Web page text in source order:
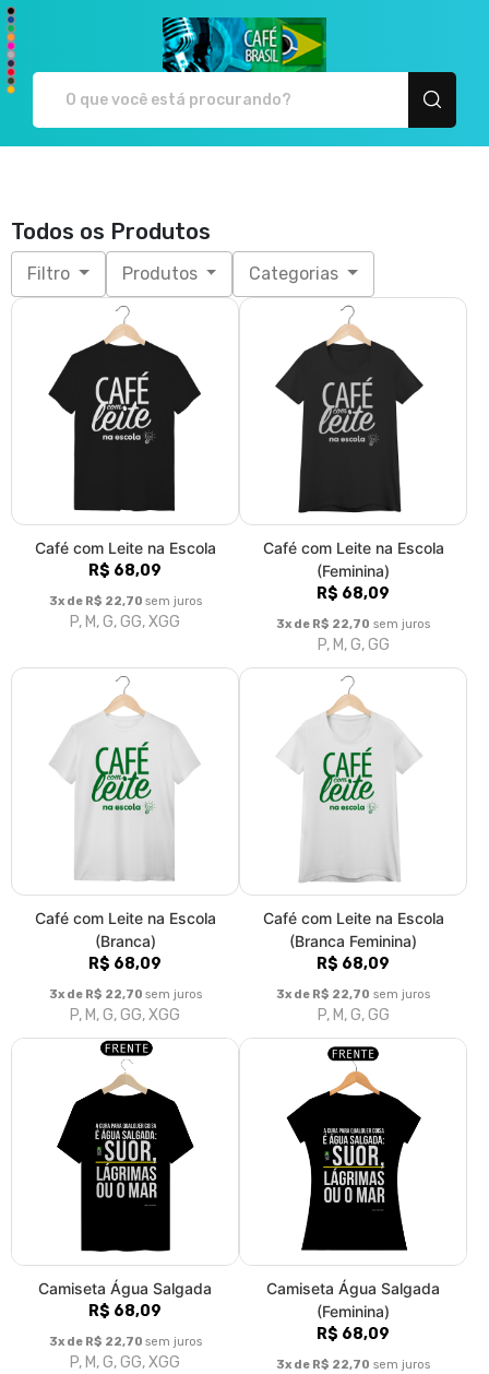
Todos os Produtos
Filtro Produtos Categorias
Café com Leite na Escola
R$ 68,09
3x de R$ 22,70 sem juros
P, M, G, GG, XGG
Café com Leite na Escola
(Feminina)
R$ 68,09
3x de R$ 22,70 sem juros
P, M, G, GG
Café com Leite na Escola
(Branca)
R$ 68,09
3x de R$ 22,70 sem juros
P, M, G, GG, XGG
Café com Leite na Escola
(Branca Feminina)
R$ 68,09
3x de R$ 22,70 sem juros
P, M, G, GG
Camiseta Água Salgada
R$ 68,09
3x de R$ 22,70 sem juros
P, M, G, GG, XGG
Camiseta Água Salgada
(Feminina)
R$ 68,09
3x de R$ 22,70 sem juros